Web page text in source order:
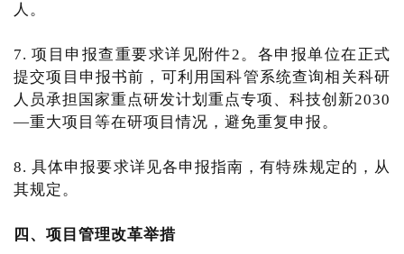
人。
7. 项目申报查重要求详见附件2。各申报单位在正式
提交项目申报书前，可利用国科管系统查询相关科研
人员承担国家重点研发计划重点专项、科技创新2030
—重大项目等在研项目情况，避免重复申报。
8. 具体申报要求详见各申报指南，有特殊规定的，从
其规定。
四、项目管理改革举措